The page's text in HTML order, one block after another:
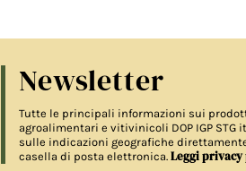
Newsletter
Tutte le principali informazioni sui
agroalimentari e vitivinicoli DOP IGP STG
sulle indicazioni geografiche
casella di posta elettronica. Leggi privacy